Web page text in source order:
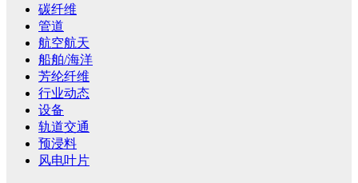
碳纤维
管道
航空航天
船舶/海洋
芳纶纤维
行业动态
设备
轨道交通
预浸料
风电叶片